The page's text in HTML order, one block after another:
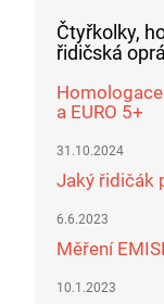
Čtyřkolky,
řidičská
a EURO 5+
31.10.2024
Jaký řidičák
6.6.2023
Měření
10.1.2023